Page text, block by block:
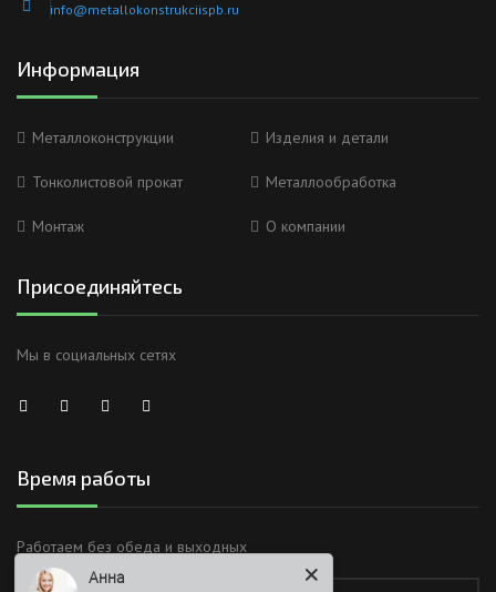
info@metallokonstrukciispb.ru
Информация
Металлоконструкции Изделия и детали
Тонколистовой прокат Металлообработка
Монтаж О компании
Присоединяйтесь
Мы в социальных сетях
Время работы
Работаем без обеда и выходных
Здравствуйте